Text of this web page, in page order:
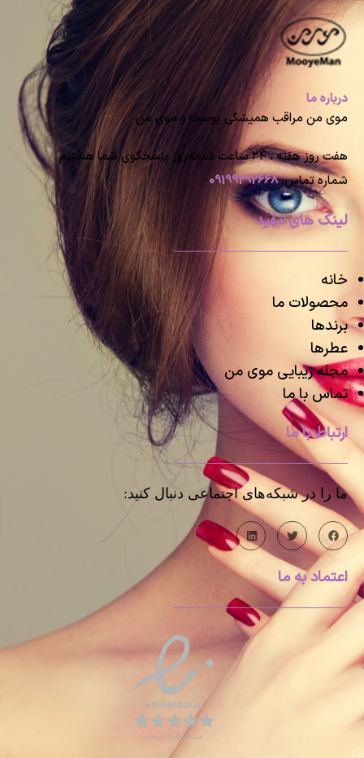
درباره ما
موی من مراقب همیشگی پوست و موی من
هفت روز هفته ، ۲۴ ساعت شبانه‌روز پاسخگوی شما هستیم
شماره تماس:09199292668
لینک های مفید
خانه
محصولات ما
برندها
عطرها
مجله زیبایی موی من
تماس با ما
ارتباط با ما
ما را در شبکه‌های اجتماعی دنبال کنید:
اعتماد به ما